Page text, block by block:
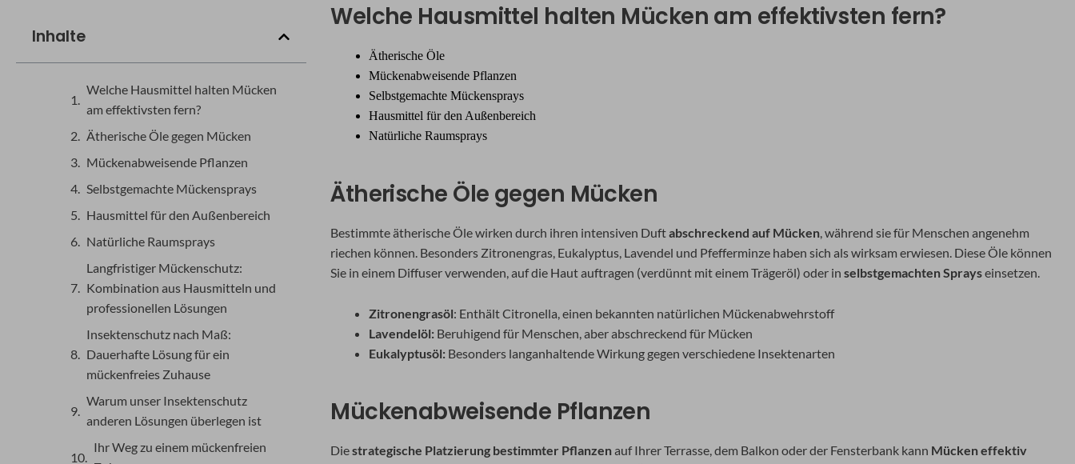
Inhalte
Welche Hausmittel halten Mücken
am effektivsten fern?
Ätherische Öle gegen Mücken
Mückenabweisende Pflanzen
Selbstgemachte Mückensprays
Hausmittel für den Außenbereich
Natürliche Raumsprays
Langfristiger Mückenschutz:
Kombination aus Hausmitteln und
professionellen Lösungen
Insektenschutz nach Maß:
Dauerhafte Lösung für ein
mückenfreies Zuhause
Warum unser Insektenschutz
anderen Lösungen überlegen ist
Ihr Weg zu einem mückenfreien
Welche Hausmittel halten Mücken am effektivsten fern?
Ätherische Öle
Mückenabweisende Pflanzen
Selbstgemachte Mückensprays
Hausmittel für den Außenbereich
Natürliche Raumsprays
Ätherische Öle gegen Mücken
Bestimmte ätherische Öle wirken durch ihren intensiven Duftabschreckend auf Mücken, während sie für Menschen angenehm
riechen können. Besonders Zitronengras, Eukalyptus, Lavendel und Pfefferminze haben sich als wirksam erwiesen. Diese Öle können
Sie in einem Diffuser verwenden, auf die Haut auftragen (verdünnt mit einem Trägeröl) oder inselbstgemachten Sprayseinsetzen.
Zitronengrasöl: Enthält Citronella, einen bekannten natürlichen Mückenabwehrstoff
Lavendelöl: Beruhigend für Menschen, aber abschreckend für Mücken
Eukalyptusöl: Besonders langanhaltende Wirkung gegen verschiedene Insektenarten
Mückenabweisende Pflanzen
Diestrategische Platzierung bestimmter Pflanzenauf Ihrer Terrasse, dem Balkon oder der Fensterbank kann Mücken effektiv